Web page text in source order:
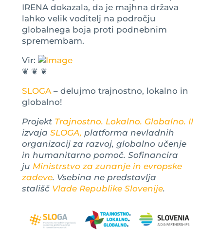
IRENA dokazala, da je majhna država
lahko velik voditelj na področju
globalnega boja proti podnebnim
spremembam.
Vir:
❦ ❦ ❦
SLOGA– delujmo trajnostno, lokalno in
globalno!
Projekt Trajnostno. Lokalno. Globalno. II
izvaja SLOGA, platforma nevladnih
organizacij za razvoj, globalno učenje
in humanitarno pomoč. Sofinancira
ju Ministrstvo za zunanje in evropske
zadeve. Vsebina ne predstavlja
stališč Vlade Republike Slovenije.